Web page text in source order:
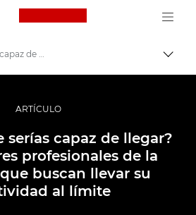
Canon Logo, back
Fotografías y vídeos profesionales
¿Hasta dónde serías capaz de llegar para conseguir la imagen perfecta?
ARTÍCULO
serías capaz de llegar?
profesionales de la
buscan llevar su
al límite